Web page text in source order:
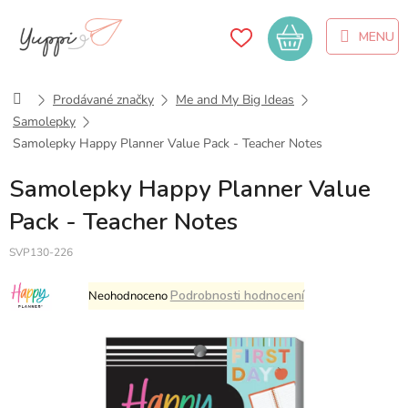
obsah
Nákupní
košík
DomůProdávané značky
Me and My Big Ideas
Samolepky
Samolepky Happy Planner Value Pack - Teacher Notes
Samolepky Happy Planner Value
Pack - Teacher Notes
SVP130-226
Průměrné
hodnocení
NeohodnocenoPodrobnosti hodnocení